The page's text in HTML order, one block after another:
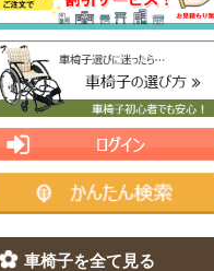
車椅子を全て見る